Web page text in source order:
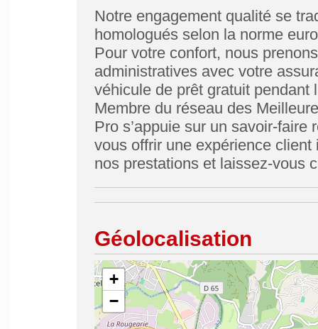
Notre engagement qualité se
homologués selon la norme
Pour votre confort, nous
administratives avec votre
véhicule de prêt gratuit pendant
Membre du réseau des
Pro s’appuie sur un savoir-
vous offrir une expérience client
nos prestations et laissez-vous
Géolocalisation
+
−